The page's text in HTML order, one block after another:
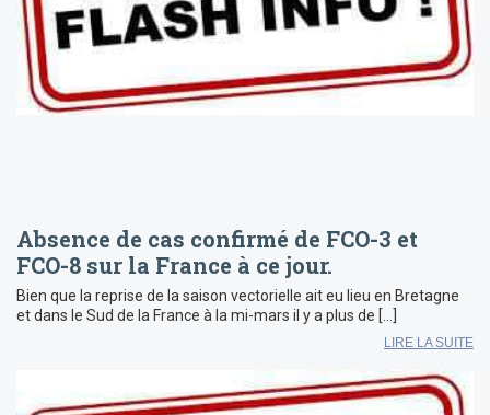
Absence de cas confirmé de FCO-3 et
FCO-8 sur la France à ce jour.
Bien que la reprise de la saison vectorielle ait eu lieu en Bretagne
et dans le Sud de la France à la mi-mars il y a plus de […]
LIRE LA SUITE